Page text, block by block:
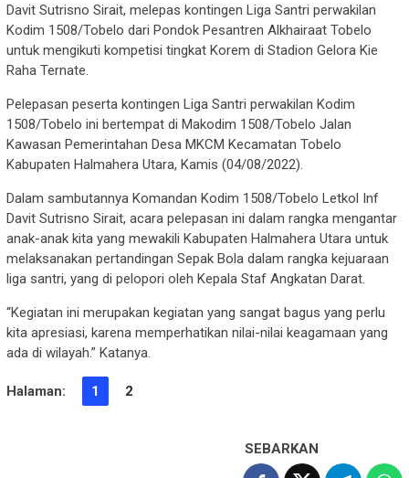
Davit Sutrisno Sirait, melepas kontingen Liga Santri perwakilan
Kodim 1508/Tobelo dari Pondok Pesantren Alkhairaat Tobelo
untuk mengikuti kompetisi tingkat Korem di Stadion Gelora Kie
Raha Ternate.
Pelepasan peserta kontingen Liga Santri perwakilan Kodim
1508/Tobelo ini bertempat di Makodim 1508/Tobelo Jalan
Kawasan Pemerintahan Desa MKCM Kecamatan Tobelo
Kabupaten Halmahera Utara, Kamis (04/08/2022).
Dalam sambutannya Komandan Kodim 1508/Tobelo Letkol Inf
Davit Sutrisno Sirait, acara pelepasan ini dalam rangka mengantar
anak-anak kita yang mewakili Kabupaten Halmahera Utara untuk
melaksanakan pertandingan Sepak Bola dalam rangka kejuaraan
liga santri, yang di pelopori oleh Kepala Staf Angkatan Darat.
“Kegiatan ini merupakan kegiatan yang sangat bagus yang perlu
kita apresiasi, karena memperhatikan nilai-nilai keagamaan yang
ada di wilayah.” Katanya.
Halaman: 1 2
SEBARKAN